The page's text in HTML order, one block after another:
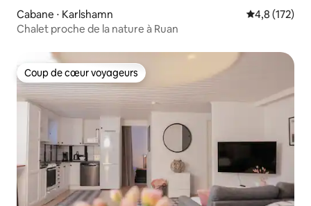
Cabane ⋅ Karlshamn Évaluation
4,8 (172)
Chalet proche de la nature à Ruan
Coup de cœur voyageurs
Coup de cœur voyageurs